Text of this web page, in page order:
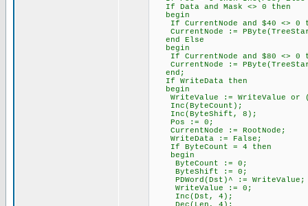
If Data and Mask <> 0 then
begin
If CurrentNode and $40 <> 0
CurrentNode :=
end Else
begin
If CurrentNode and $80 <> 0
CurrentNode :=
end;
If WriteData then
begin
WriteValue := WriteValue or
Inc(ByteCount);
Inc(ByteShift, 8);
Pos := 0;
CurrentNode := RootNode;
WriteData := False;
If ByteCount = 4 then
begin
ByteCount := 0;
ByteShift := 0;
PDWord(Dst)^ := WriteValue;
WriteValue := 0;
Inc(Dst, 4);